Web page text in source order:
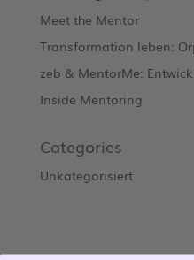
Meet the Mentor
Transformation leben:
zeb & MentorMe:
Inside Mentoring
Categories
Unkategorisiert